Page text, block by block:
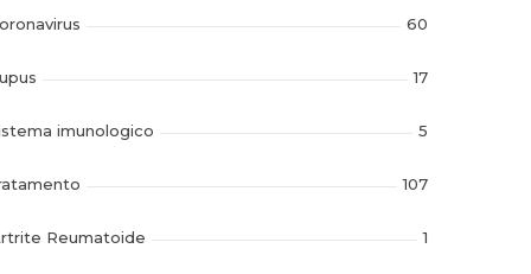
60
17
imunologico 5
107
Reumatoide 1